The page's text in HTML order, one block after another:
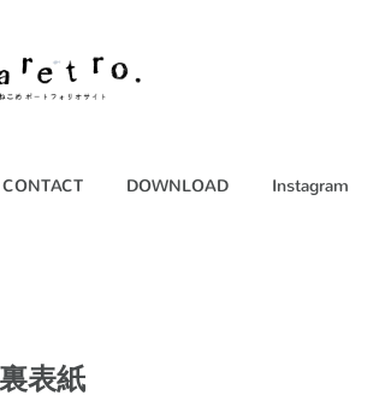
CONTACT DOWNLOAD Instagram
表紙